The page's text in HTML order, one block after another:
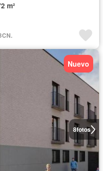
m²
8fotos
Nuevo